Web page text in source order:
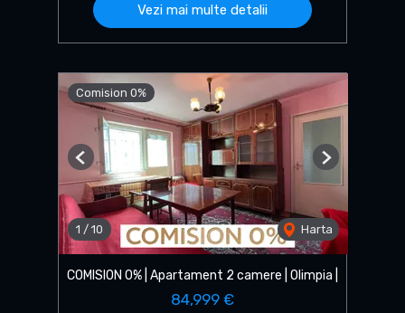
Vezi mai multe detalii
Comision 0%
1 / 10 Harta
Previous Next
COMISION 0% | Apartament 2 camere | Olimpia |
84,999 €